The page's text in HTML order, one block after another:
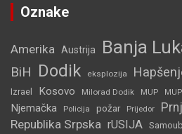
Oznake
Amerika Austrija Banja
BiH Dodik eksplozija
Izrael Kosovo Milorad Dodik MUP
Njemačka Policija požar Prijedor
Republika Srpska rUSIJA